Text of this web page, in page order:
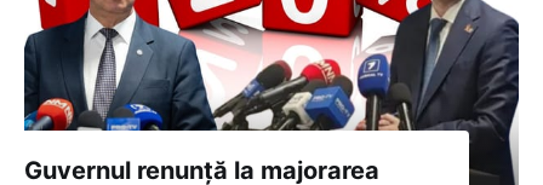
Guvernul renunță la majorarea